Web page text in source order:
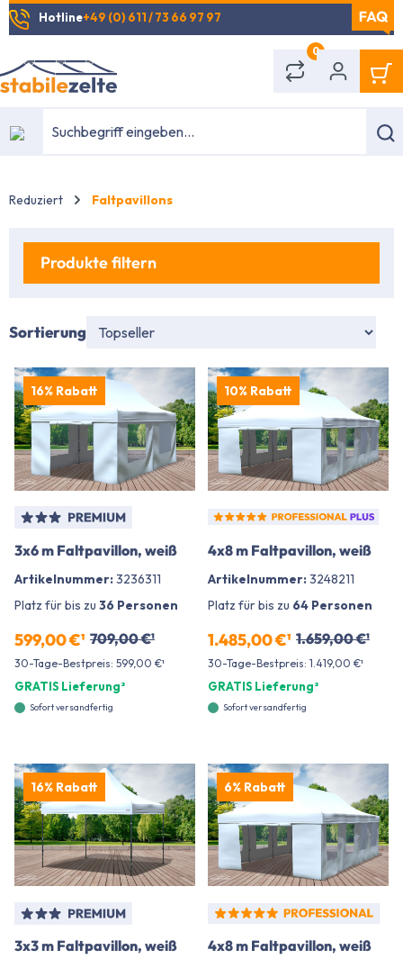
springen
Hotline+49 (0) 611 / 73 66 97 97
0
Reduziert Faltpavillons
Produkte filtern
Sortierung
16% Rabatt
3x6 m Faltpavillon, weiß
Artikelnummer:3236311
Platz für bis zu 36 Personen
599,00 €¹ 709,00 €¹
30-Tage-Bestpreis: 599,00 €¹
GRATIS Lieferung²
Sofort versandfertig
10% Rabatt
4x8 m Faltpavillon, weiß
Artikelnummer:3248211
Platz für bis zu 64 Personen
1.485,00 €¹ 1.659,00 €¹
30-Tage-Bestpreis: 1.419,00 €¹
GRATIS Lieferung²
Sofort versandfertig
16% Rabatt
3x3 m Faltpavillon, weiß
6% Rabatt
4x8 m Faltpavillon, weiß